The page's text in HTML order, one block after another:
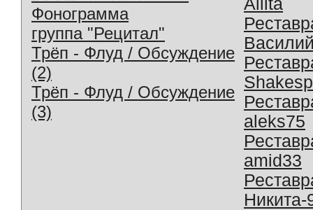
Фонограмма
группа "Рецитал"
Трёп - Флуд / Обсуждение
(2)
Трёп - Флуд / Обсуждение
(3)
aleks75
amid33
Никита-